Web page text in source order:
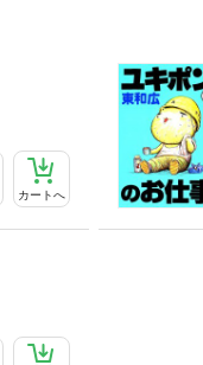
カートへ